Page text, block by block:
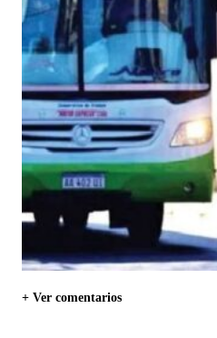
+ Ver comentarios